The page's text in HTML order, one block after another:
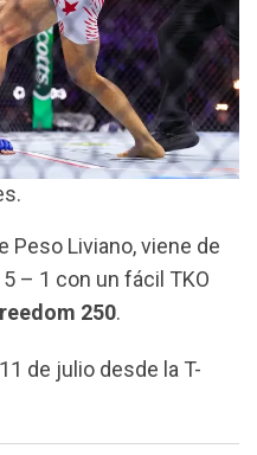
Peso Liviano, viene de
– 1 con un fácil TKO
250.
de julio desde la T-